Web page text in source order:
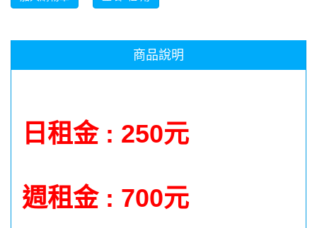
商品說明
日租金 : 250元
週租金 : 700元